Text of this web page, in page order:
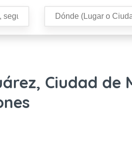
Ciudad de